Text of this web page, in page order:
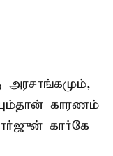
அரசாங்கமும்,
காரணம்
கார்கே